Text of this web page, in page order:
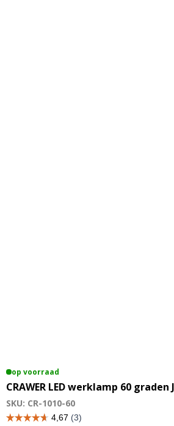
op voorraad
CRAWER LED werklamp 60 graden
SKU: CR-1010-60